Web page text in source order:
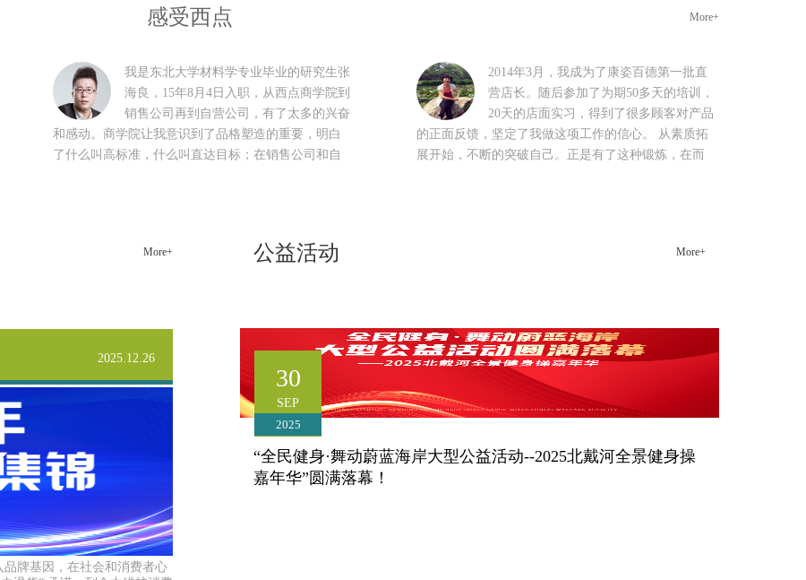
感受西点 More+
我是东北大学材料学专业毕业的研究生张
海良，15年8月4日入职，从西点商学院到
销售公司再到自营公司，有了太多的兴奋
和感动。商学院让我意识到了品格塑造的重要，明白
了什么叫高标准，什么叫直达目标；在销售公司和自
给我太多太多的感动，这里是让梦想变成现实的地
2014年3月，我成为了康姿百德第一批直
营店长。随后参加了为期50多天的培训，
20天的店面实习，得到了很多顾客对产品
的正面反馈，坚定了我做这项工作的信心。 从素质拓
展开始，不断的突破自己。正是有了这种锻炼，在而
More+
2025.12.26
牌基因，在社会和消费者心
公益活动 More+
30
SEP
2025
“全民健身·舞动蔚蓝海岸大型公益活动--2025北戴河全景健身操
嘉年华”圆满落幕！